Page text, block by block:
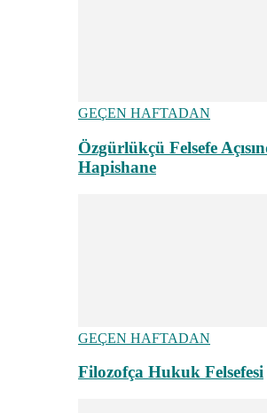
GEÇEN HAFTADAN
Özgürlükçü Felsefe
Hapishane
GEÇEN HAFTADAN
Filozofça Hukuk Felsefesi